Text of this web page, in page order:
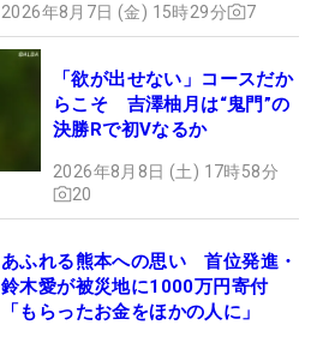
2026年8月7日 (金) 15時29分 7
「欲が出せない」コースだか
らこそ 吉澤柚月は“鬼門”の
決勝Rで初Vなるか
2026年8月8日 (土) 17時58分
20
あふれる熊本への思い 首位発進・
鈴木愛が被災地に1000万円寄付
「もらったお金をほかの人に」